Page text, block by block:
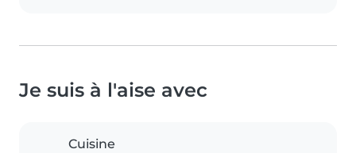
Je suis à l'aise avec
Cuisine